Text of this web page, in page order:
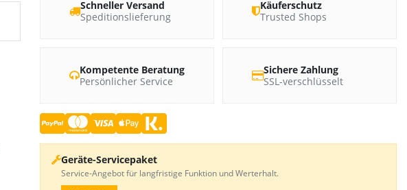
Schneller Versand
Speditionslieferung
Käuferschutz
Trusted Shops
Kompetente Beratung
Persönlicher Service
Sichere Zahlung
SSL-verschlüsselt
Geräte-Servicepaket
Service-Angebot für langfristige Funktion und Werterhalt.